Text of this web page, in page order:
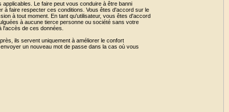
Le faire peut vous conduire à être banni
à faire respecter ces conditions. Vous êtes d'accord sur le
à tout moment. En tant qu'utilisateur, vous êtes d'accord
à aucune tierce personne ou société sans votre
de ces données.
ils servent uniquement à améliorer le confort
un nouveau mot de passe dans la cas où vous